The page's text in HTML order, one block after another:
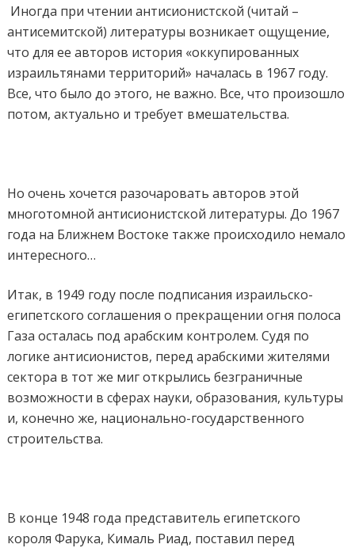
Иногда при чтении антисионистской (читай –
антисемитской) литературы возникает ощущение,
что для ее авторов история «оккупированных
израильтянами территорий» началась в 1967 году.
Все, что было до этого, не важно. Все, что произошло
потом, актуально и требует вмешательства.
Но очень хочется разочаровать авторов этой
многотомной антисионистской литературы. До 1967
года на Ближнем Востоке также происходило немало
интересного…
Итак, в 1949 году после подписания израильско-
египетского соглашения о прекращении огня полоса
Газа осталась под арабским контролем. Судя по
логике антисионистов, перед арабскими жителями
сектора в тот же миг открылись безграничные
возможности в сферах науки, образования, культуры
и, конечно же, национально-государственного
строительства.
В конце 1948 года представитель египетского
короля Фарука, Кималь Риад, поставил перед